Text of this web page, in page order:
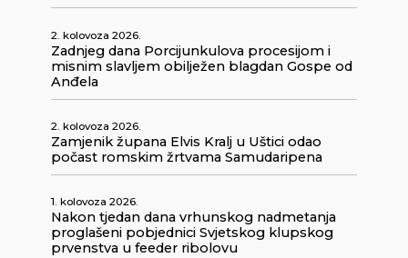
2. kolovoza 2026.
Zadnjeg dana Porcijunkulova procesijom i
misnim slavljem obilježen blagdan Gospe od
Anđela
2. kolovoza 2026.
Zamjenik župana Elvis Kralj u Uštici odao
počast romskim žrtvama Samudaripena
1. kolovoza 2026.
Nakon tjedan dana vrhunskog nadmetanja
proglašeni pobjednici Svjetskog klupskog
prvenstva u feeder ribolovu